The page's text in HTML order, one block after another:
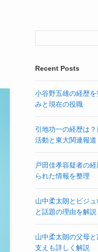
Recent Posts
小谷野五雄の経歴
みと現在の役職
引地功一の経歴は
活動と東大関連報道
戸田佳孝容疑者の
られた情報を整理
山中柔太朗とビジ
と話題の理由を解説
山中柔太朗の父母
支えも詳しく解説